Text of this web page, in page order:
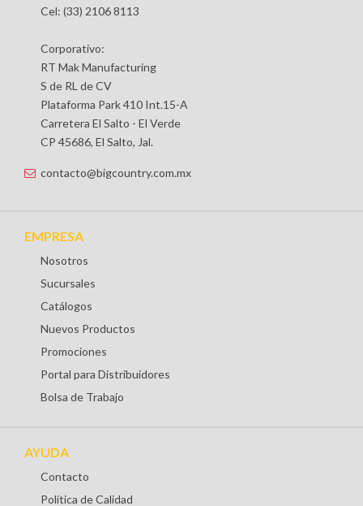
Cel: (33) 2106 8113
Corporativo:
RT Mak Manufacturing
S de RL de CV
Plataforma Park 410 Int.15-A
Carretera El Salto - El Verde
CP 45686, El Salto, Jal.
contacto@bigcountry.com.mx
EMPRESA
Nosotros
Sucursales
Catálogos
Nuevos Productos
Promociones
Portal para Distribuidores
Bolsa de Trabajo
AYUDA
Contacto
Política de Calidad